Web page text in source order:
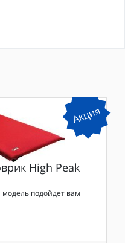
Акция
High Peak
подойдет вам